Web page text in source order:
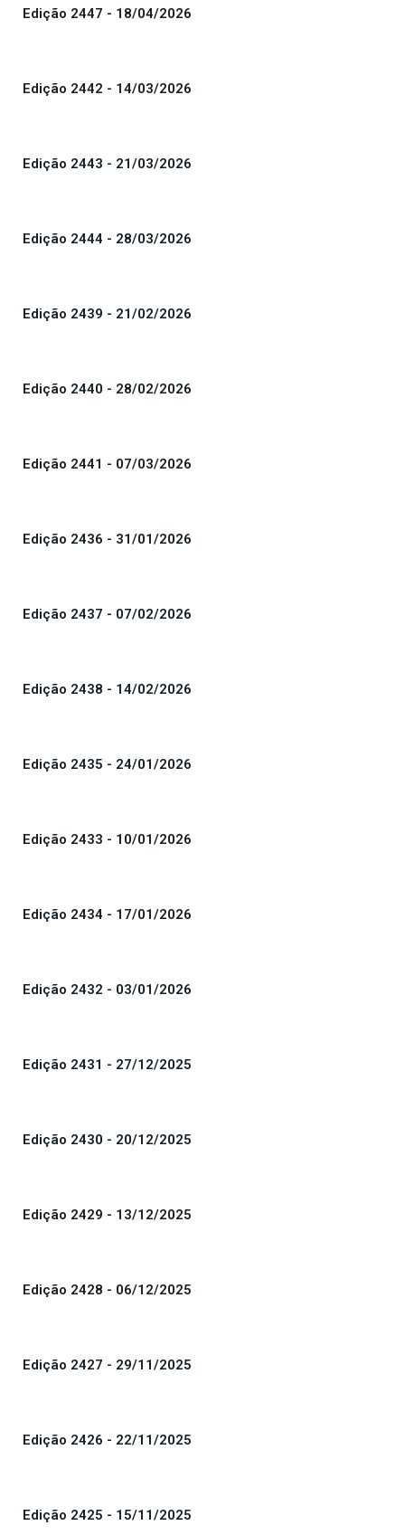
Edição 2447 - 18/04/2026
Edição 2442 - 14/03/2026
Edição 2443 - 21/03/2026
Edição 2444 - 28/03/2026
Edição 2439 - 21/02/2026
Edição 2440 - 28/02/2026
Edição 2441 - 07/03/2026
Edição 2436 - 31/01/2026
Edição 2437 - 07/02/2026
Edição 2438 - 14/02/2026
Edição 2435 - 24/01/2026
Edição 2433 - 10/01/2026
Edição 2434 - 17/01/2026
Edição 2432 - 03/01/2026
Edição 2431 - 27/12/2025
Edição 2430 - 20/12/2025
Edição 2429 - 13/12/2025
Edição 2428 - 06/12/2025
Edição 2427 - 29/11/2025
Edição 2426 - 22/11/2025
Edição 2425 - 15/11/2025